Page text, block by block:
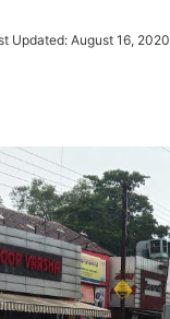
Updated: August 16, 2020